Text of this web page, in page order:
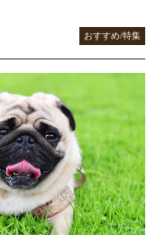
おすすめ/特集